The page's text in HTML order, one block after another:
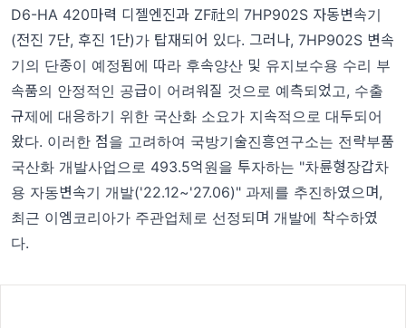
D6-HA 420마력 디젤엔진과 ZF社의 7HP902S 자동변속기
(전진 7단, 후진 1단)가 탑재되어 있다. 그러나, 7HP902S 변속
기의 단종이 예정됨에 따라 후속양산 및 유지보수용 수리 부
속품의 안정적인 공급이 어려워질 것으로 예측되었고, 수출
규제에 대응하기 위한 국산화 소요가 지속적으로 대두되어
왔다. 이러한 점을 고려하여 국방기술진흥연구소는 전략부품
국산화 개발사업으로 493.5억원을 투자하는 "차륜형장갑차
용 자동변속기 개발('22.12~'27.06)" 과제를 추진하였으며,
최근 이엠코리아가 주관업체로 선정되며 개발에 착수하였
다.